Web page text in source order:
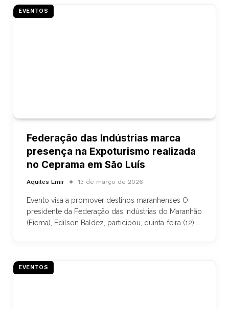
EVENTOS
Federação das Indústrias marca
presença na Expoturismo realizada
no Ceprama em São Luís
Aquiles Emir 13 de março de 2026
Evento visa a promover destinos maranhenses O
presidente da Federação das Indústrias do Maranhão
(Fiema), Edilson Baldez, participou, quinta-feira (12),…
EVENTOS